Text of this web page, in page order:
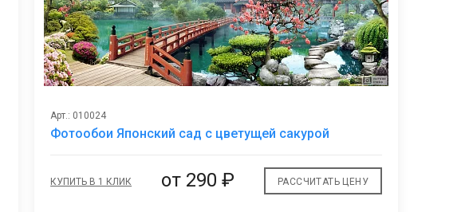
Арт.: 010024
Фотообои Японский сад с цветущей сакурой
КУПИТЬ В 1 КЛИК от 290 ₽ РАССЧИТАТЬ ЦЕНУ